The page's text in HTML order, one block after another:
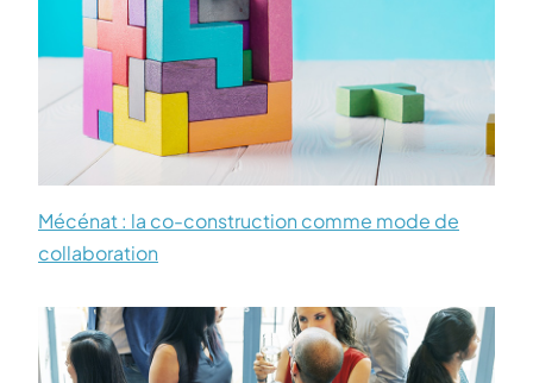
Mécénat : la co-construction comme mode de
collaboration